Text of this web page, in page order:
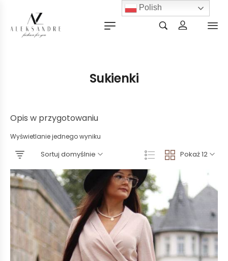
Sukienki
Opis w przygotowaniu
Wyświetlanie jednego wyniku
Pokaż 12
Sortuj domyślnie
Polish